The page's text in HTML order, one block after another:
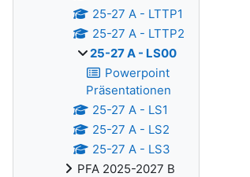
25-27 A - LTTP1
25-27 A - LTTP2
25-27 A - LS00
Powerpoint
Präsentationen
25-27 A - LS1
25-27 A - LS2
25-27 A - LS3
PFA 2025-2027 B